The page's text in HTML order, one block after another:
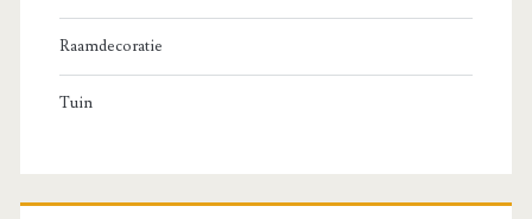
Raamdecoratie
Tuin